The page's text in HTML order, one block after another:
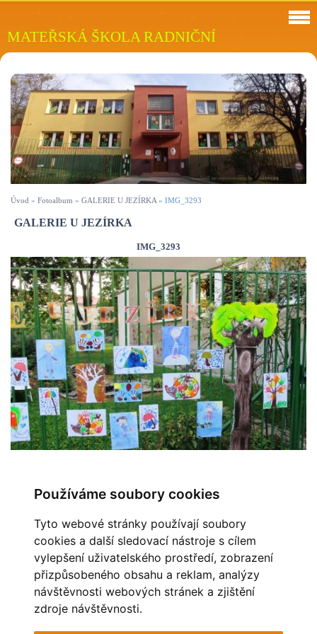
Používáme soubory cookies
Tyto webové stránky používají soubory
cookies a další sledovací nástroje s cílem
vylepšení uživatelského prostředí, zobrazení
přizpůsobeného obsahu a reklam, analýzy
návštěvnosti webových stránek a zjištění
zdroje návštěvnosti.
MATEŘSKÁ ŠKOLA RADNIČNÍ
Úvod » Fotoalbum » GALERIE U JEZÍRKA» IMG_3293
GALERIE U JEZÍRKA
IMG_3293
← Předchozí Zpět do složky
Automatické procházení: 3|4| 5|6|7(čas ve vteřinách)
OBLÍBENÉ ODKAZY
MĚSTO HAVÍŘOV
STAV OVZDUŠÍ